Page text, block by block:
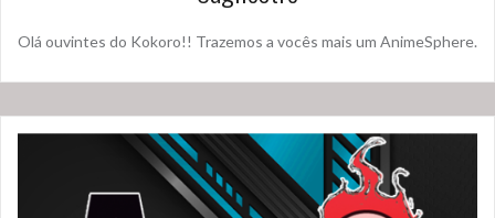
Olá ouvintes do Kokoro!! Trazemos a vocês mais um AnimeSphere.